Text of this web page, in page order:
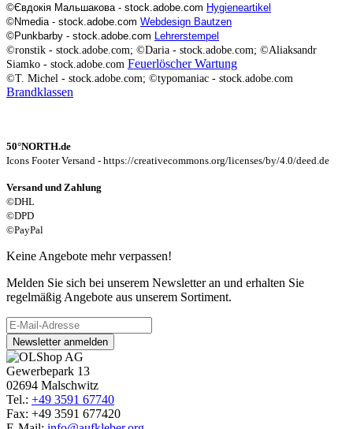
©Євдокія Мальшакова - stock.adobe.com Hygieneartikel
©Nmedia - stock.adobe.com Webdesign Bautzen
©Punkbarby - stock.adobe.com Lehrerstempel
©ronstik - stock.adobe.com; ©Daria - stock.adobe.com; ©Aliaksandr
Siamko - stock.adobe.com Feuerlöscher Wartung
©T. Michel - stock.adobe.com; ©typomaniac - stock.adobe.com
Brandklassen
50°NORTH.de
Icons Footer Versand - https://creativecommons.org/licenses/by/4.0/deed.de
Versand und Zahlung
©DHL
©DPD
©PayPal
Keine Angebote mehr verpassen!
Melden Sie sich bei unserem Newsletter an und erhalten Sie
regelmäßig Angebote aus unserem Sortiment.
Newsletter anmelden
Gewerbepark 13
02694 Malschwitz
Tel.: +49 3591 67740
Fax: +49 3591 677420